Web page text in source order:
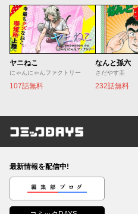
ヤニねこ
にゃんにゃんファクトリー
107話無料
なんと孫六
さだやす圭
232話無料
コミックDAYS
最新情報を配信中!
編集部ブログ